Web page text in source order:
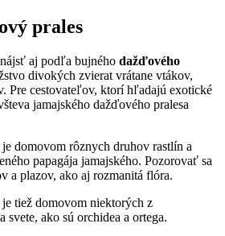
prales
aj podľa bujného dažďového
divokých zvierat vrátane vtákov,
Pre cestovateľov, ktorí hľadajú exotické
jamajského dažďového pralesa
domovom rôznych druhov rastlín a
papagája jamajského. Pozorovať sa
a plazov, ako aj rozmanitá flóra.
tiež domovom niektorých z
svete, ako sú orchidea a ortega.